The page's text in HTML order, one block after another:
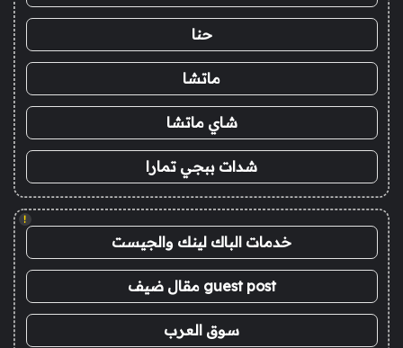
حنا
ماتشا
شاي ماتشا
شدات ببجي تمارا
!
خدمات الباك لينك والجيست
guest post مقال ضيف
سوق العرب